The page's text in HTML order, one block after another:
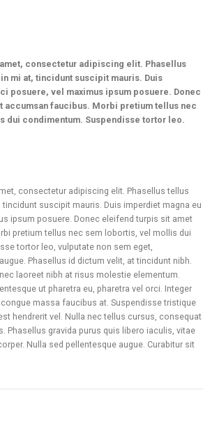
consectetur adipiscing elit. Phasellus
mi at, tincidunt suscipit mauris. Duis
posuere, vel maximus ipsum posuere. Donec
accumsan faucibus. Morbi pretium tellus nec
dui condimentum. Suspendisse tortor leo.
consectetur adipiscing elit. Phasellus tellus
tincidunt suscipit mauris. Duis imperdiet magna eu
ipsum posuere. Donec eleifend turpis sit amet
pretium tellus nec sem lobortis, vel mollis dui
tortor leo, vulputate non sem eget,
Phasellus id dictum velit, at tincidunt nibh.
laoreet nibh at risus molestie elementum.
ut pharetra eu, pharetra vel orci. Integer
massa faucibus at. Suspendisse tristique
hendrerit vel. Nulla nec tellus cursus, consequat
Phasellus gravida purus quis libero iaculis, vitae
Nulla sed pellentesque augue. Curabitur sit